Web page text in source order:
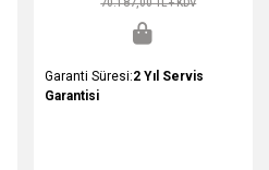
Garanti Süresi:2 Yıl Servis
Garantisi